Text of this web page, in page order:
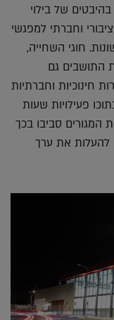
של בילוי
וחברתי למפגשי
חוגי השחייה,
התושבים גם
חינוכיות וחברתיות
פעילויות שעות
המגורים סביבו בכך
להעלות את ערך